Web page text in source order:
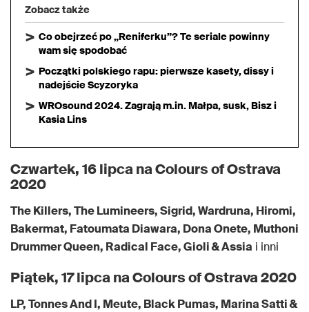
Zobacz także
Co obejrzeć po „Reniferku”? Te seriale powinny
wam się spodobać
Początki polskiego rapu: pierwsze kasety, dissy i
nadejście Scyzoryka
WROsound 2024. Zagrają m.in. Małpa, susk, Bisz i
Kasia Lins
Czwartek, 16 lipca na Colours of Ostrava
2020
The Killers, The Lumineers, Sigrid, Wardruna, Hiromi,
Bakermat, Fatoumata Diawara, Dona Onete, Muthoni
Drummer Queen, Radical Face, Gioli & Assia i inni
Piątek, 17 lipca na Colours of Ostrava 2020
LP, Tonnes And I, Meute, Black Pumas, Marina Satti &